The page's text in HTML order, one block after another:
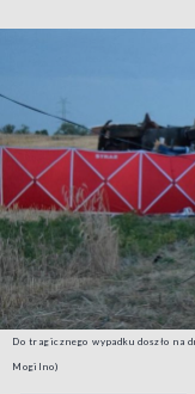
Do tragicznego wypadku doszło
Mogilno)